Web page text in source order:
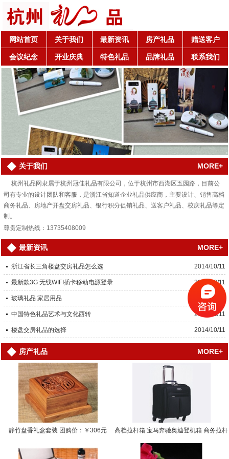
网站首页 关于我们 最新资讯 房产礼品 赠送客户
会议纪念 开业庆典 特色礼品 品牌礼品 联系我们
关于我们 MORE+
杭州礼品网隶属于杭州冠佳礼品有限公司，位于杭州市西湖区五园路，目前公
司有专业的设计团队和客服，是浙江省知道企业礼品供应商，主要设计、销售高档
商务礼品、房地产开盘交房礼品、银行积分促销礼品、送客户礼品、校庆礼品等定
制。
尊贵定制热线：13735408009
最新资讯 MORE+
浙江省长三角楼盘交房礼品怎么选 2014/10/11
最新款3G 无线WIFI插卡移动电源登录 2014/10/11
玻璃礼品 家居用品 2014/10/11
中国特色礼品艺术与文化西转 2014/10/11
楼盘交房礼品的选择 2014/10/11
房产礼品 MORE+
静竹盘香礼盒套装 团购价：￥306元 高档拉杆箱 宝马奔驰奥迪登机箱 商务拉杆
箱… 团购价：￥0.0000元